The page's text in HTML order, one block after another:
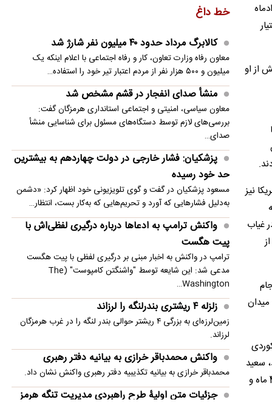
در جام جهانی 2026 مقابل تیم نیوزیلند که روز 26 خردادماه
ماه و 19 روز سن داشت و پیش از او
نیز
در غیاب
جام
به میدان
رکوردی
سال بعد، سعید
عزت‌اللهی با 21 سال و 8 ماه و 15 روز این عنوان را در اختیار داشت و در آخرین حضور ایران در جام جهانی نیز ابوالفضل جلالی با 24 سال و 4 ماه و
پزشکیان: در ابتدای دولت با قطعی برق، آب و گاز
مواجه بودیم
معاون مرکز شرکت‌های دانش‌بنیان: توسعه فناوری،
مسیر رقابت‌پذیری صنعت قطعه‌سازی است
سنتکام: به محاصره دریایی ایران ادامه می دهیم
مصر خواستار تدوین چشم‌انداز مشترک عربی برای
امنیت منطقه شد
انفجار در حومه دمشق چند کشته و زخمی برجا
گذاشت
خط داغ
کالابرگ مرداد حدود ۴۰‌ میلیون نفر شارژ شد
معاون رفاه وزارت تعاون، کار و رفاه اجتماعی با اعلام اینکه یک
میلیون و ۵۰۰ هزار نفر از مردم اعتبار تیر خود را استفاده…
منشأ صدای انفجار در قشم مشخص شد
معاون سیاسی، امنیتی و اجتماعی استانداری هرمزگان گفت:
بررسی‌های لازم توسط دستگاه‌های مسئول برای شناسایی منشأ
صدای…
پزشکیان: فشار خارجی در دولت چهاردهم به بیشترین
حد خود رسیده
مسعود پزشکیان در گفت و گوی تلویزیونی خود اظهار کرد: «دشمن
به‌دلیل فشارهایی که آورد و تحریم‌هایی که به‌کار بست، انتظار…
واکنش ترامپ به ادعاها درباره درگیری لفظی‌اش با
پیت هگست
ترامپ در واکنش به اخبار مبنی بر درگیری لفظی با پیت هگست
مدعی شد: این شایعه توسط "واشنگتن کامپوست" (The
Washington…
زلزله ۴ ریشتری بندرلنگه را لرزاند
زمین‌لرزه‌ای به بزرگی ۴ ریشتر حوالی بندر لنگه را در غرب هرمزگان
لرزاند.
واکنش محمدباقر خرازی به بیانیه دفتر رهبری
محمدباقر خرازی به بیانیه تکذیبیه دفتر رهبری واکنش نشان داد.
جزئیات متن اولیۀ طرح راهبردی مدیریت تنگه هرمز